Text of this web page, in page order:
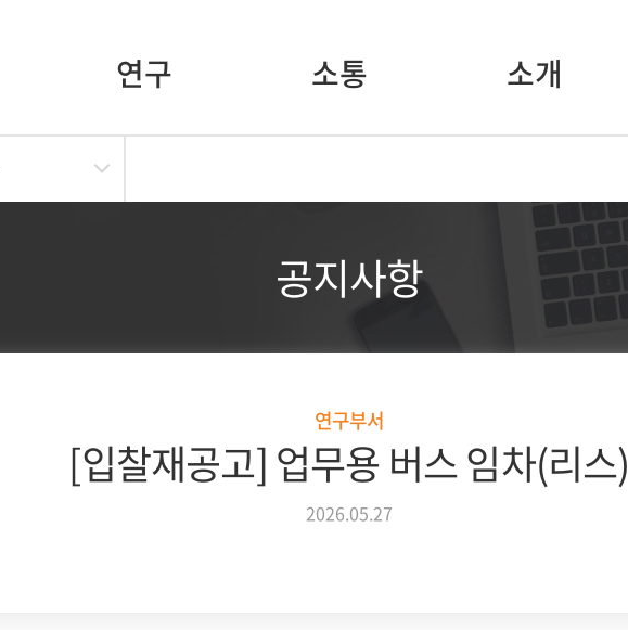
연구 소통 소개
공지사항
연구부서
[입찰재공고] 업무용 버스 임차(리스)
2026.05.27